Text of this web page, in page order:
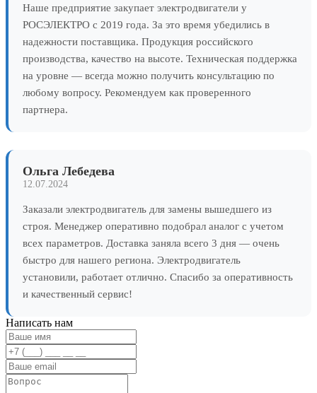
Наше предприятие закупает электродвигатели у
РОСЭЛЕКТРО с 2019 года. За это время убедились в
надежности поставщика. Продукция российского
производства, качество на высоте. Техническая поддержка
на уровне — всегда можно получить консультацию по
любому вопросу. Рекомендуем как проверенного
партнера.
Ольга Лебедева
12.07.2024
Заказали электродвигатель для замены вышедшего из
строя. Менеджер оперативно подобрал аналог с учетом
всех параметров. Доставка заняла всего 3 дня — очень
быстро для нашего региона. Электродвигатель
установили, работает отлично. Спасибо за оперативность
и качественный сервис!
Написать нам